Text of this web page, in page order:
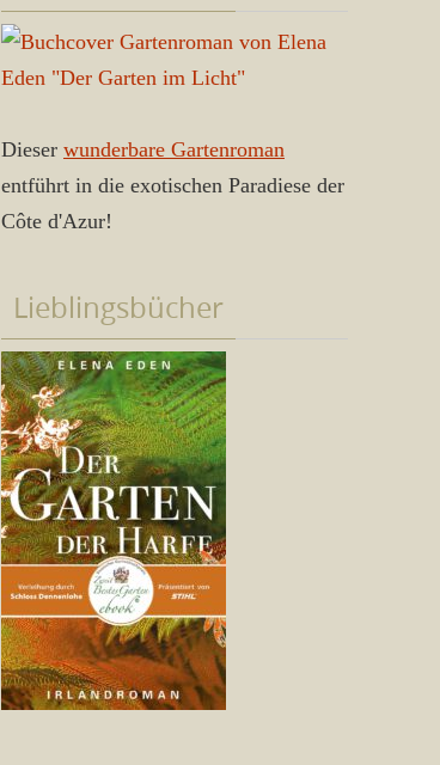
Dieser wunderbare Gartenroman
entführt in die exotischen Paradiese der
Côte d'Azur!
Lieblingsbücher